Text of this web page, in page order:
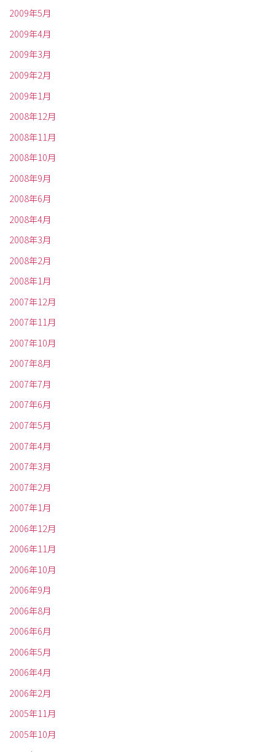
2009年5月
2009年4月
2009年3月
2009年2月
2009年1月
2008年12月
2008年11月
2008年10月
2008年9月
2008年6月
2008年4月
2008年3月
2008年2月
2008年1月
2007年12月
2007年11月
2007年10月
2007年8月
2007年7月
2007年6月
2007年5月
2007年4月
2007年3月
2007年2月
2007年1月
2006年12月
2006年11月
2006年10月
2006年9月
2006年8月
2006年6月
2006年5月
2006年4月
2006年2月
2005年11月
2005年10月